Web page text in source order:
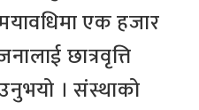
एक हजार
छात्रवृत्ति
। संस्थाको